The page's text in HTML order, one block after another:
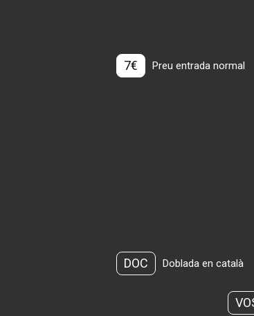
7€ Preu entrada normal
DOC Doblada en català